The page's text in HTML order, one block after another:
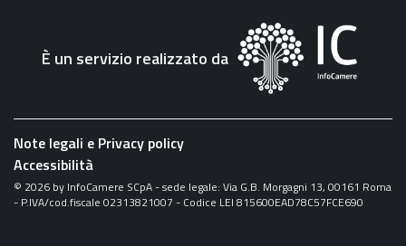
È un servizio realizzato da
Note legali e Privacy policy
Accessibilità
© 2026 by InfoCamere SCpA - sede legale: Via G.B. Morgagni 13, 00161 Roma
- P.IVA/cod.fiscale 02313821007 - Codice LEI 815600EAD78C57FCE690